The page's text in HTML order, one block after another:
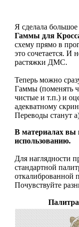
Я сделала
Гаммы для
схему прямо в
это сочетается. И
растяжки ДМС.
Теперь можно
Гаммы (поменять
чистые и т.п.) и
адекватному
Переводы станут
В материалах вы
использованию.
Для наглядности
стандартной
откалиброванной
Почувствуйте